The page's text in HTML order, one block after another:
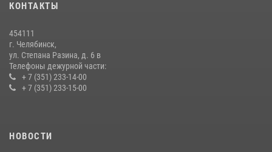
28 июля 2026, 10:38
КОНТАКТЫ
454111
г. Челябинск,
ул. Степана Разина, д. 6 в
Телефоны дежурной части:
+ 7 (351) 233-14-00
+ 7 (351) 233-15-00
НОВОСТИ